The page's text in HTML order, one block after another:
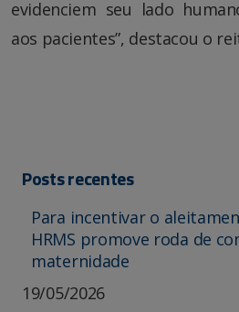
evidenciem seu lado
aos pacientes”, destacou o
Posts recentes
Para incentivar o
HRMS promove roda de
maternidade
19/05/2026